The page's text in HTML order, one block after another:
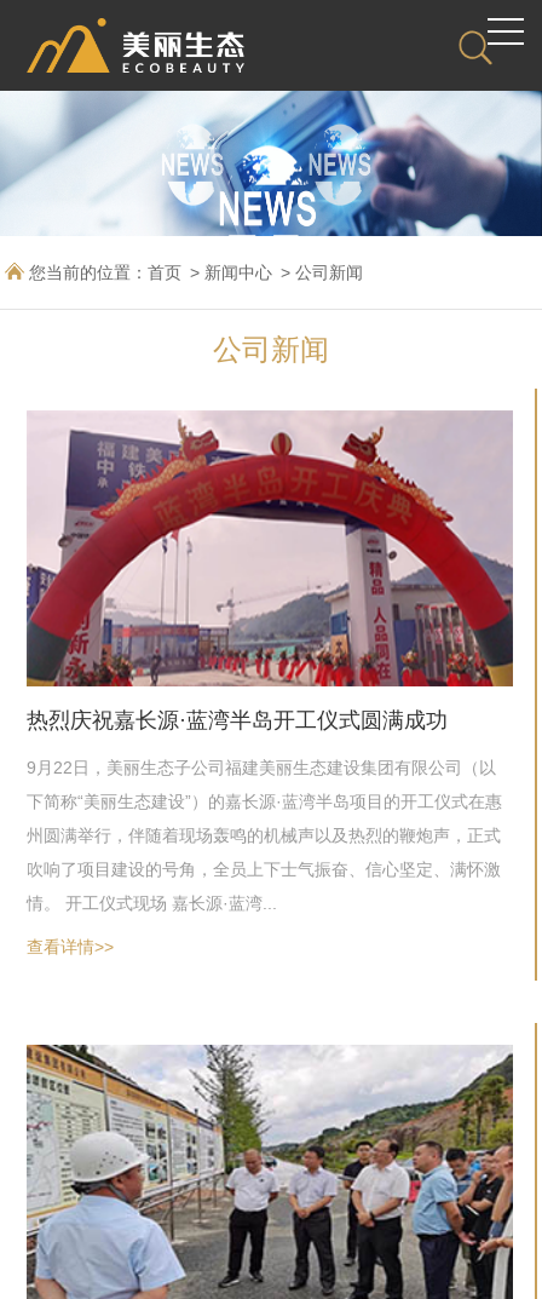
您当前的位置：首页 新闻中心 公司新闻
公司新闻
热烈庆祝嘉长源·蓝湾半岛开工仪式圆满成功
9月22日，美丽生态子公司福建美丽生态建设集团有限公司（以
下简称“美丽生态建设”）的嘉长源·蓝湾半岛项目的开工仪式在惠
州圆满举行，伴随着现场轰鸣的机械声以及热烈的鞭炮声，正式
吹响了项目建设的号角，全员上下士气振奋、信心坚定、满怀激
情。 开工仪式现场 嘉长源·蓝湾...
查看详情>>